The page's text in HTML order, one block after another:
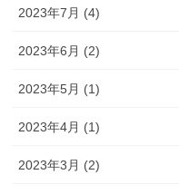
2023年7月 (4)
2023年6月 (2)
2023年5月 (1)
2023年4月 (1)
2023年3月 (2)